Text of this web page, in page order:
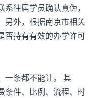
往届学员确认真伪，
另外，根据南京市相关
否持有有效的办学许可
条都不能让。 其
件、比例、流程、时